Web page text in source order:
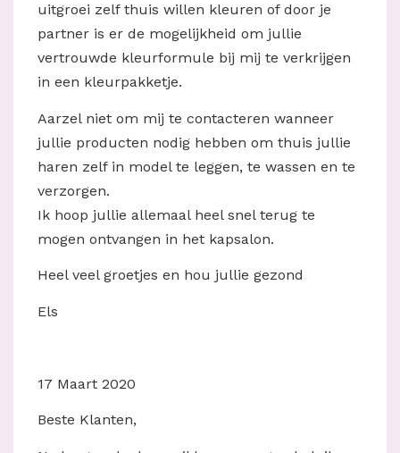
uitgroei zelf thuis willen kleuren of door je
partner is er de mogelijkheid om jullie
vertrouwde kleurformule bij mij te verkrijgen
in een kleurpakketje.
Aarzel niet om mij te contacteren wanneer
jullie producten nodig hebben om thuis jullie
haren zelf in model te leggen, te wassen en te
verzorgen.
Ik hoop jullie allemaal heel snel terug te
mogen ontvangen in het kapsalon.
Heel veel groetjes en hou jullie gezond
Els
17 Maart 2020
Beste Klanten,